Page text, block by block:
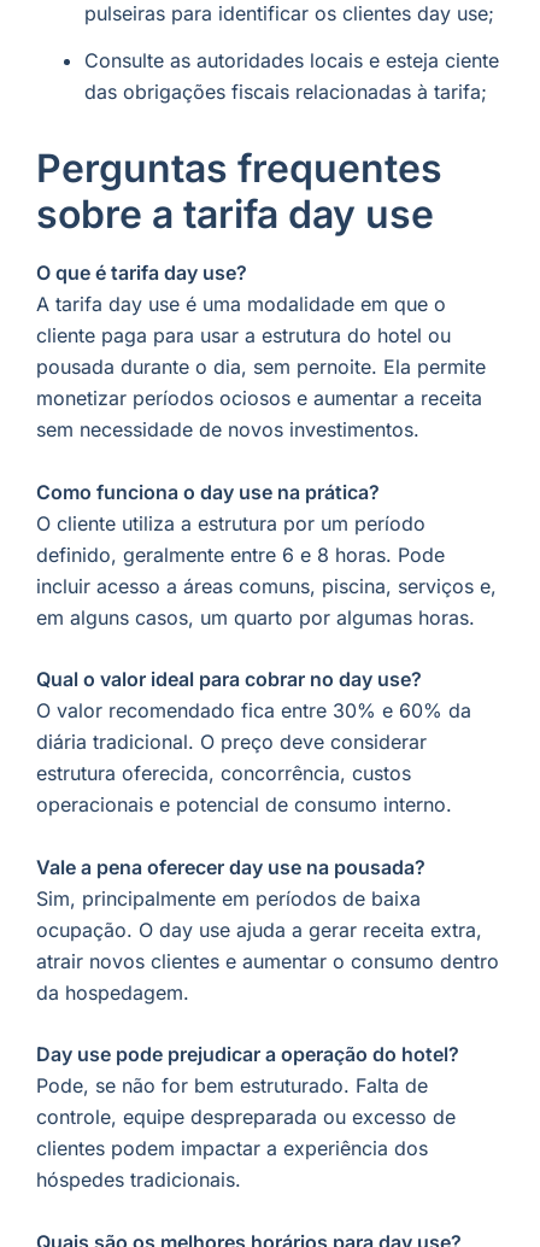
pulseiras para identificar os clientes day use;
Consulte as autoridades locais e esteja ciente
das obrigações fiscais relacionadas à tarifa;
Perguntas frequentes
sobre a tarifa day use
O que é tarifa day use?
A tarifa day use é uma modalidade em que o
cliente paga para usar a estrutura do hotel ou
pousada durante o dia, sem pernoite. Ela permite
monetizar períodos ociosos e aumentar a receita
sem necessidade de novos investimentos.
Como funciona o day use na prática?
O cliente utiliza a estrutura por um período
definido, geralmente entre 6 e 8 horas. Pode
incluir acesso a áreas comuns, piscina, serviços e,
em alguns casos, um quarto por algumas horas.
Qual o valor ideal para cobrar no day use?
O valor recomendado fica entre 30% e 60% da
diária tradicional. O preço deve considerar
estrutura oferecida, concorrência, custos
operacionais e potencial de consumo interno.
Vale a pena oferecer day use na pousada?
Sim, principalmente em períodos de baixa
ocupação. O day use ajuda a gerar receita extra,
atrair novos clientes e aumentar o consumo dentro
da hospedagem.
Day use pode prejudicar a operação do hotel?
Pode, se não for bem estruturado. Falta de
controle, equipe despreparada ou excesso de
clientes podem impactar a experiência dos
hóspedes tradicionais.
Quais são os melhores horários para day use?